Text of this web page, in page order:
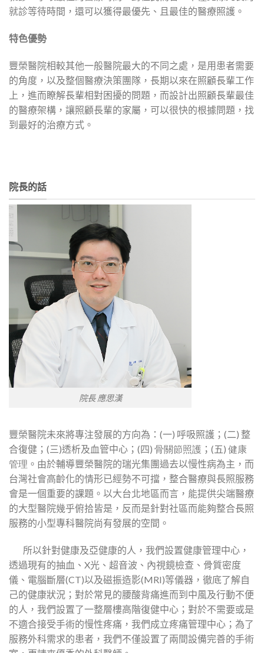
就診等待時間，還可以獲得最優先、且最佳的醫療照護。
特色優勢
豐榮醫院相較其他一般醫院最大的不同之處，是用患者需要
的角度，以及整個醫療決策團隊，長期以來在照顧長輩工作
上，進而瞭解長輩相對困擾的問題，而設計出照顧長輩最佳
的醫療架構，讓照顧長輩的家屬，可以很快的根據問題，找
到最好的治療方式。
院長的話
院長 應思漢
豐榮醫院未來將專注發展的方向為： (一) 呼吸照護； (二) 整
合復健； (三)透析及血管中心； (四) 骨關節照護 ； (五) 健康
管理 。由於輔導豐榮醫院的瑞光集團過去以慢性病為主，而
台灣社會高齡化的情形已經勢不可擋，整合醫療與長照服務
會是一個重要的課題。以大台北地區而言，能提供尖端醫療
的大型醫院幾乎俯拾皆是，反而是針對社區而能夠整合長照
服務的小型專科醫院尚有發展的空間。
所以針對健康及亞健康的人，我們設置健康管理中心，
透過現有的抽血、 X光、超音波、內視鏡檢查、骨質密度
儀、電腦斷層(CT)以及磁振造影(MRI)等儀器，徹底了解自
己的健康狀況；對於常見的腰酸背痛進而到中風及行動不便
的人，我們設置了一整層樓高階復健中心；對於不需要或是
不適合接受手術的慢性疼痛，我們成立疼痛管理中心；為了
服務外科需求的患者，我們不僅設置了兩間設備完善的手術